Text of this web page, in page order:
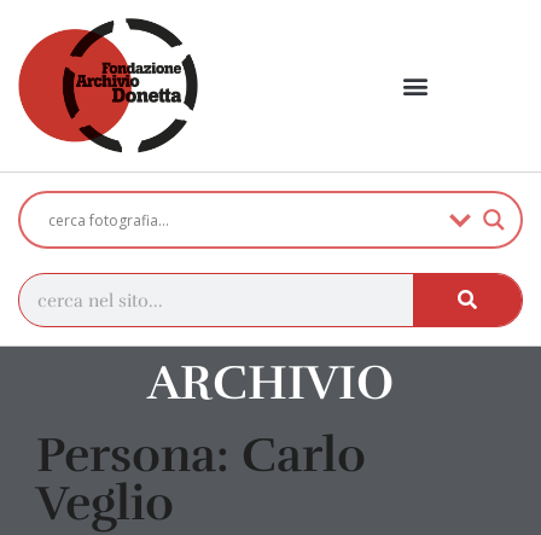
ARCHIVIO
Persona: Carlo
Veglio